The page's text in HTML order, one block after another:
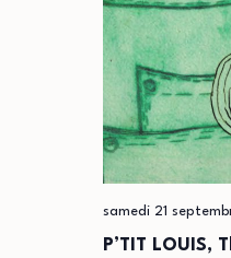
P’TIT
samedi 21